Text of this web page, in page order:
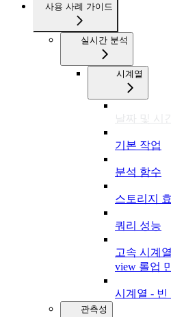
사용 사례 가이드
실시간 분석
시계열
날짜 및 시
기본 작업
분석 함수
스토리지
쿼리 성능
고속 시계
view 롤업
시계열 - 빈
관측성